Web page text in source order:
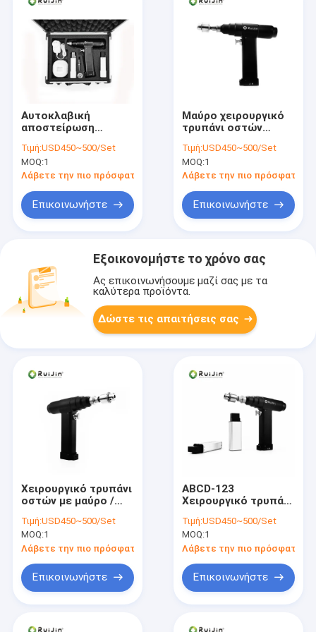
Αυτοκλαβική
αποστείρωση
ορθοπεδική άσκηση
Τιμή:USD450~500/Set
MOQ:1
Λάβετε την πιο πρόσφατη τιμή
Επικοινωνήστε
Μαύρο χειρουργικό
τρυπάνι οστών
Τροποποίηση
οργάνου ABCD-123
για διαδικασίες
οστεοπλαστικής
οστών
Τιμή:USD450~500/Set
MOQ:1
Λάβετε την πιο πρόσφατη
Επικοινωνήστε
Εξοικονομήστε το χρόνο σας
Ας επικοινωνήσουμε μαζί σας με τα
καλύτερα προϊόντα.
Δώστε τις απαιτήσεις σας
Χειρουργικό τρυπάνι
οστών με μαύρο /
ώρες χρόνος
μέθοδος
αποστείρωσης
αυτοκλάβου
Τιμή:USD450~500/Set
MOQ:1
Λάβετε την πιο πρόσφατη τιμή
Επικοινωνήστε
ABCD-123
Χειρουργικό τρυπάνι
Ασημένιο Χρώμα
Αδιάβροχο
σχεδιασμό για
ακριβή τρυπήματα
Τιμή:USD450~500/Set
MOQ:1
Λάβετε την πιο πρόσφατη
Επικοινωνήστε